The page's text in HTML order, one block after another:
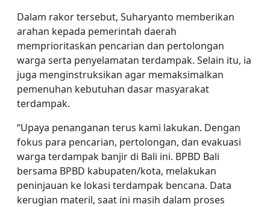
Dalam rakor tersebut, Suharyanto memberikan
arahan kepada pemerintah daerah
memprioritaskan pencarian dan pertolongan
warga serta penyelamatan terdampak. Selain itu, ia
juga menginstruksikan agar memaksimalkan
pemenuhan kebutuhan dasar masyarakat
terdampak.
“Upaya penanganan terus kami lakukan. Dengan
fokus para pencarian, pertolongan, dan evakuasi
warga terdampak banjir di Bali ini. BPBD Bali
bersama BPBD kabupaten/kota, melakukan
peninjauan ke lokasi terdampak bencana. Data
kerugian materil, saat ini masih dalam proses